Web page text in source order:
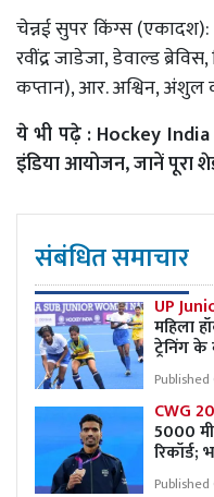
चेन्नई सुपर किंग्स (एकादश):
रवींद्र जाडेजा, डेवाल्ड
कप्तान), आर. अश्विन,
ये भी पढ़े : Hockey India
इंडिया आयोजन, जानें पूरा
संबंधित समाचार
UP
महिला
ट्रेनिंग के
CWG
5000